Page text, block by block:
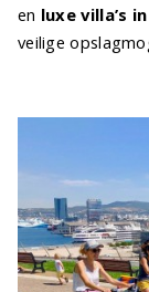
en luxe villa’s
veilige